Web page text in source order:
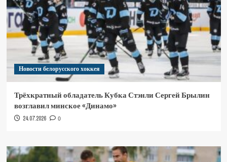
Новости белорусского хоккея
Трёхкратный обладатель Кубка Стэнли Сергей Брылин
возглавил минское «Динамо»
24.07.2026 0